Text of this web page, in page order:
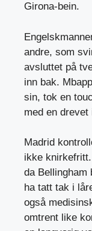
Girona-bein.
andre, som
avsluttet på
inn bak.
sin, tok en
med en
Madrid
ikke
da Bellingham
ha tatt tak i
også
omtrent like